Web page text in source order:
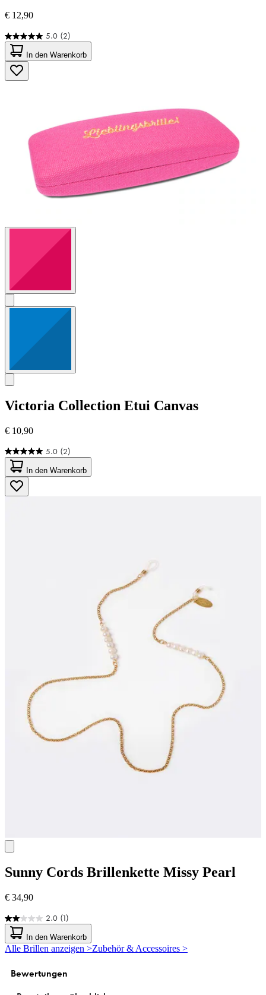
€ 12,90
5.0 (2)
5.0
von
5
Sternen.
2
In den Warenkorb
Victoria Collection Etui Canvas
€ 10,90
5.0 (2)
5.0
von
5
Sternen.
2
In den Warenkorb
Sunny Cords Brillenkette Missy Pearl
€ 34,90
2.0 (1)
2.0
von
5
Sternen.
Bewertung
In den Warenkorb
Alle Brillen anzeigen >Zubehör & Accessoires >